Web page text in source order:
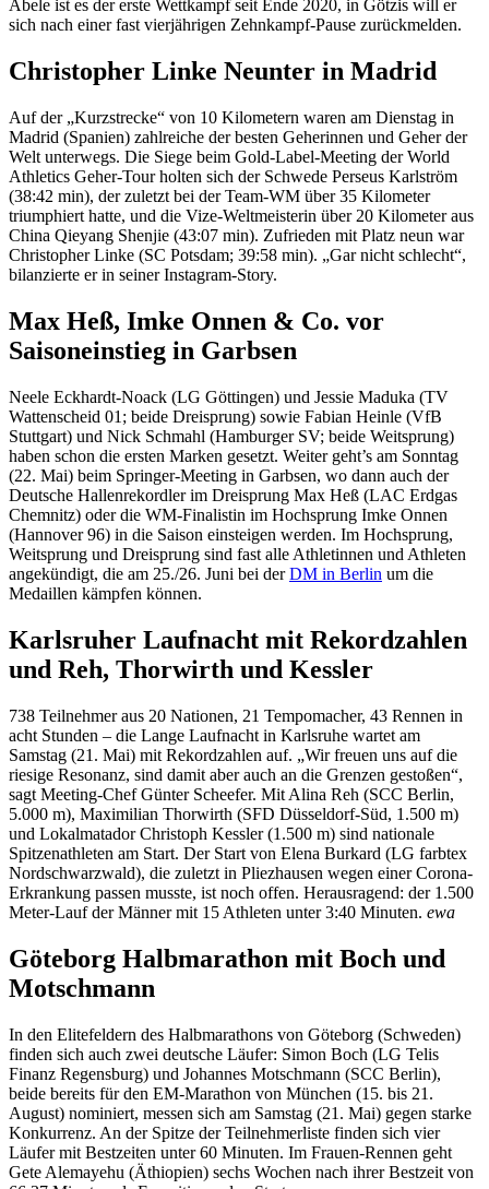
Abele ist es der erste Wettkampf seit Ende 2020, in Götzis will er
sich nach einer fast vierjährigen Zehnkampf-Pause zurückmelden.
Christopher Linke Neunter in Madrid
Auf der „Kurzstrecke“ von 10 Kilometern waren am Dienstag in
Madrid (Spanien) zahlreiche der besten Geherinnen und Geher der
Welt unterwegs. Die Siege beim Gold-Label-Meeting der World
Athletics Geher-Tour holten sich der Schwede Perseus Karlström
(38:42 min), der zuletzt bei der Team-WM über 35 Kilometer
triumphiert hatte, und die Vize-Weltmeisterin über 20 Kilometer aus
China Qieyang Shenjie (43:07 min). Zufrieden mit Platz neun war
Christopher Linke (SC Potsdam; 39:58 min). „Gar nicht schlecht“,
bilanzierte er in seiner Instagram-Story.
Max Heß, Imke Onnen & Co. vor
Saisoneinstieg in Garbsen
Neele Eckhardt-Noack (LG Göttingen) und Jessie Maduka (TV
Wattenscheid 01; beide Dreisprung) sowie Fabian Heinle (VfB
Stuttgart) und Nick Schmahl (Hamburger SV; beide Weitsprung)
haben schon die ersten Marken gesetzt. Weiter geht’s am Sonntag
(22. Mai) beim Springer-Meeting in Garbsen, wo dann auch der
Deutsche Hallenrekordler im Dreisprung Max Heß (LAC Erdgas
Chemnitz) oder die WM-Finalistin im Hochsprung Imke Onnen
(Hannover 96) in die Saison einsteigen werden. Im Hochsprung,
Weitsprung und Dreisprung sind fast alle Athletinnen und Athleten
angekündigt, die am 25./26. Juni bei derDM in Berlin um die
Medaillen kämpfen können.
Karlsruher Laufnacht mit Rekordzahlen
und Reh, Thorwirth und Kessler
738 Teilnehmer aus 20 Nationen, 21 Tempomacher, 43 Rennen in
acht Stunden – die Lange Laufnacht in Karlsruhe wartet am
Samstag (21. Mai) mit Rekordzahlen auf. „Wir freuen uns auf die
riesige Resonanz, sind damit aber auch an die Grenzen gestoßen“,
sagt Meeting-Chef Günter Scheefer. Mit Alina Reh (SCC Berlin,
5.000 m), Maximilian Thorwirth (SFD Düsseldorf-Süd, 1.500 m)
und Lokalmatador Christoph Kessler (1.500 m) sind nationale
Spitzenathleten am Start. Der Start von Elena Burkard (LG farbtex
Nordschwarzwald), die zuletzt in Pliezhausen wegen einer Corona-
Erkrankung passen musste, ist noch offen. Herausragend: der 1.500
Meter-Lauf der Männer mit 15 Athleten unter 3:40 Minuten. ewa
Göteborg Halbmarathon mit Boch und
Motschmann
In den Elitefeldern des Halbmarathons von Göteborg (Schweden)
finden sich auch zwei deutsche Läufer: Simon Boch (LG Telis
Finanz Regensburg) und Johannes Motschmann (SCC Berlin),
beide bereits für den EM-Marathon von München (15. bis 21.
August) nominiert, messen sich am Samstag (21. Mai) gegen starke
Konkurrenz. An der Spitze der Teilnehmerliste finden sich vier
Läufer mit Bestzeiten unter 60 Minuten. Im Frauen-Rennen geht
Gete Alemayehu (Äthiopien) sechs Wochen nach ihrer Bestzeit von